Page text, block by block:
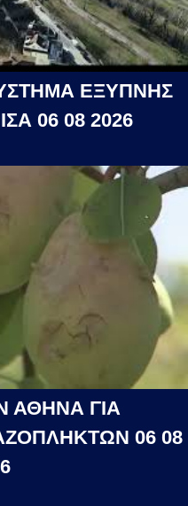
ΕΞΥΠΝΗΣ
06 08 2026
ΑΘΗΝΑ ΓΙΑ
06 08